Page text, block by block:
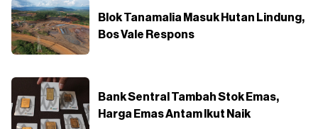
Blok Tanamalia Masuk Hutan Lindung,
Bos Vale Respons
Bank Sentral Tambah Stok Emas,
Harga Emas Antam Ikut Naik